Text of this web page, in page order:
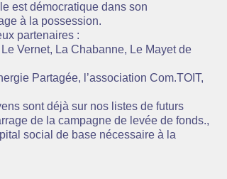
est démocratique dans son
à la possession.
partenaires :
Vernet, La Chabanne, Le Mayet de
Partagée, l’association Com.TOIT,
sont déjà sur nos listes de futurs
de la campagne de levée de fonds.,
social de base nécessaire à la